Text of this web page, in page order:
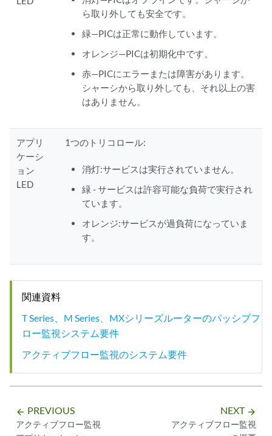
ら取り外しても安全です。
緑—PICは正常に動作しています。
オレンジ—PICは初期化中です。
赤—PICにエラーまたは障害があります。
シャーシから取り外しても、それ以上の害
はありません。
アプリ
ケーシ
ョン
LED
1つのトリコロール:
消灯:サービスは実行されていません。
緑 - サービスは許容可能な負荷で実行され
ています。
オレンジ:サービスが過負荷になっていま
す。
関連資料
T Series、M Series、MXシリーズルーターのパッシブフ
ロー監視システム要件
アクティブフロー監視のシステム要件
arrow_backward PREVIOUS
アクティブフロー監視
NEXT arrow_forward
アクティブフロー監視